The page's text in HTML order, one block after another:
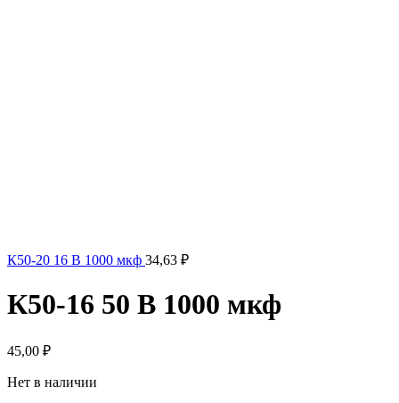
К50-20 16 В 1000 мкф 34,63 ₽
К50-16 50 В 1000 мкф
45,00 ₽
Нет в наличии